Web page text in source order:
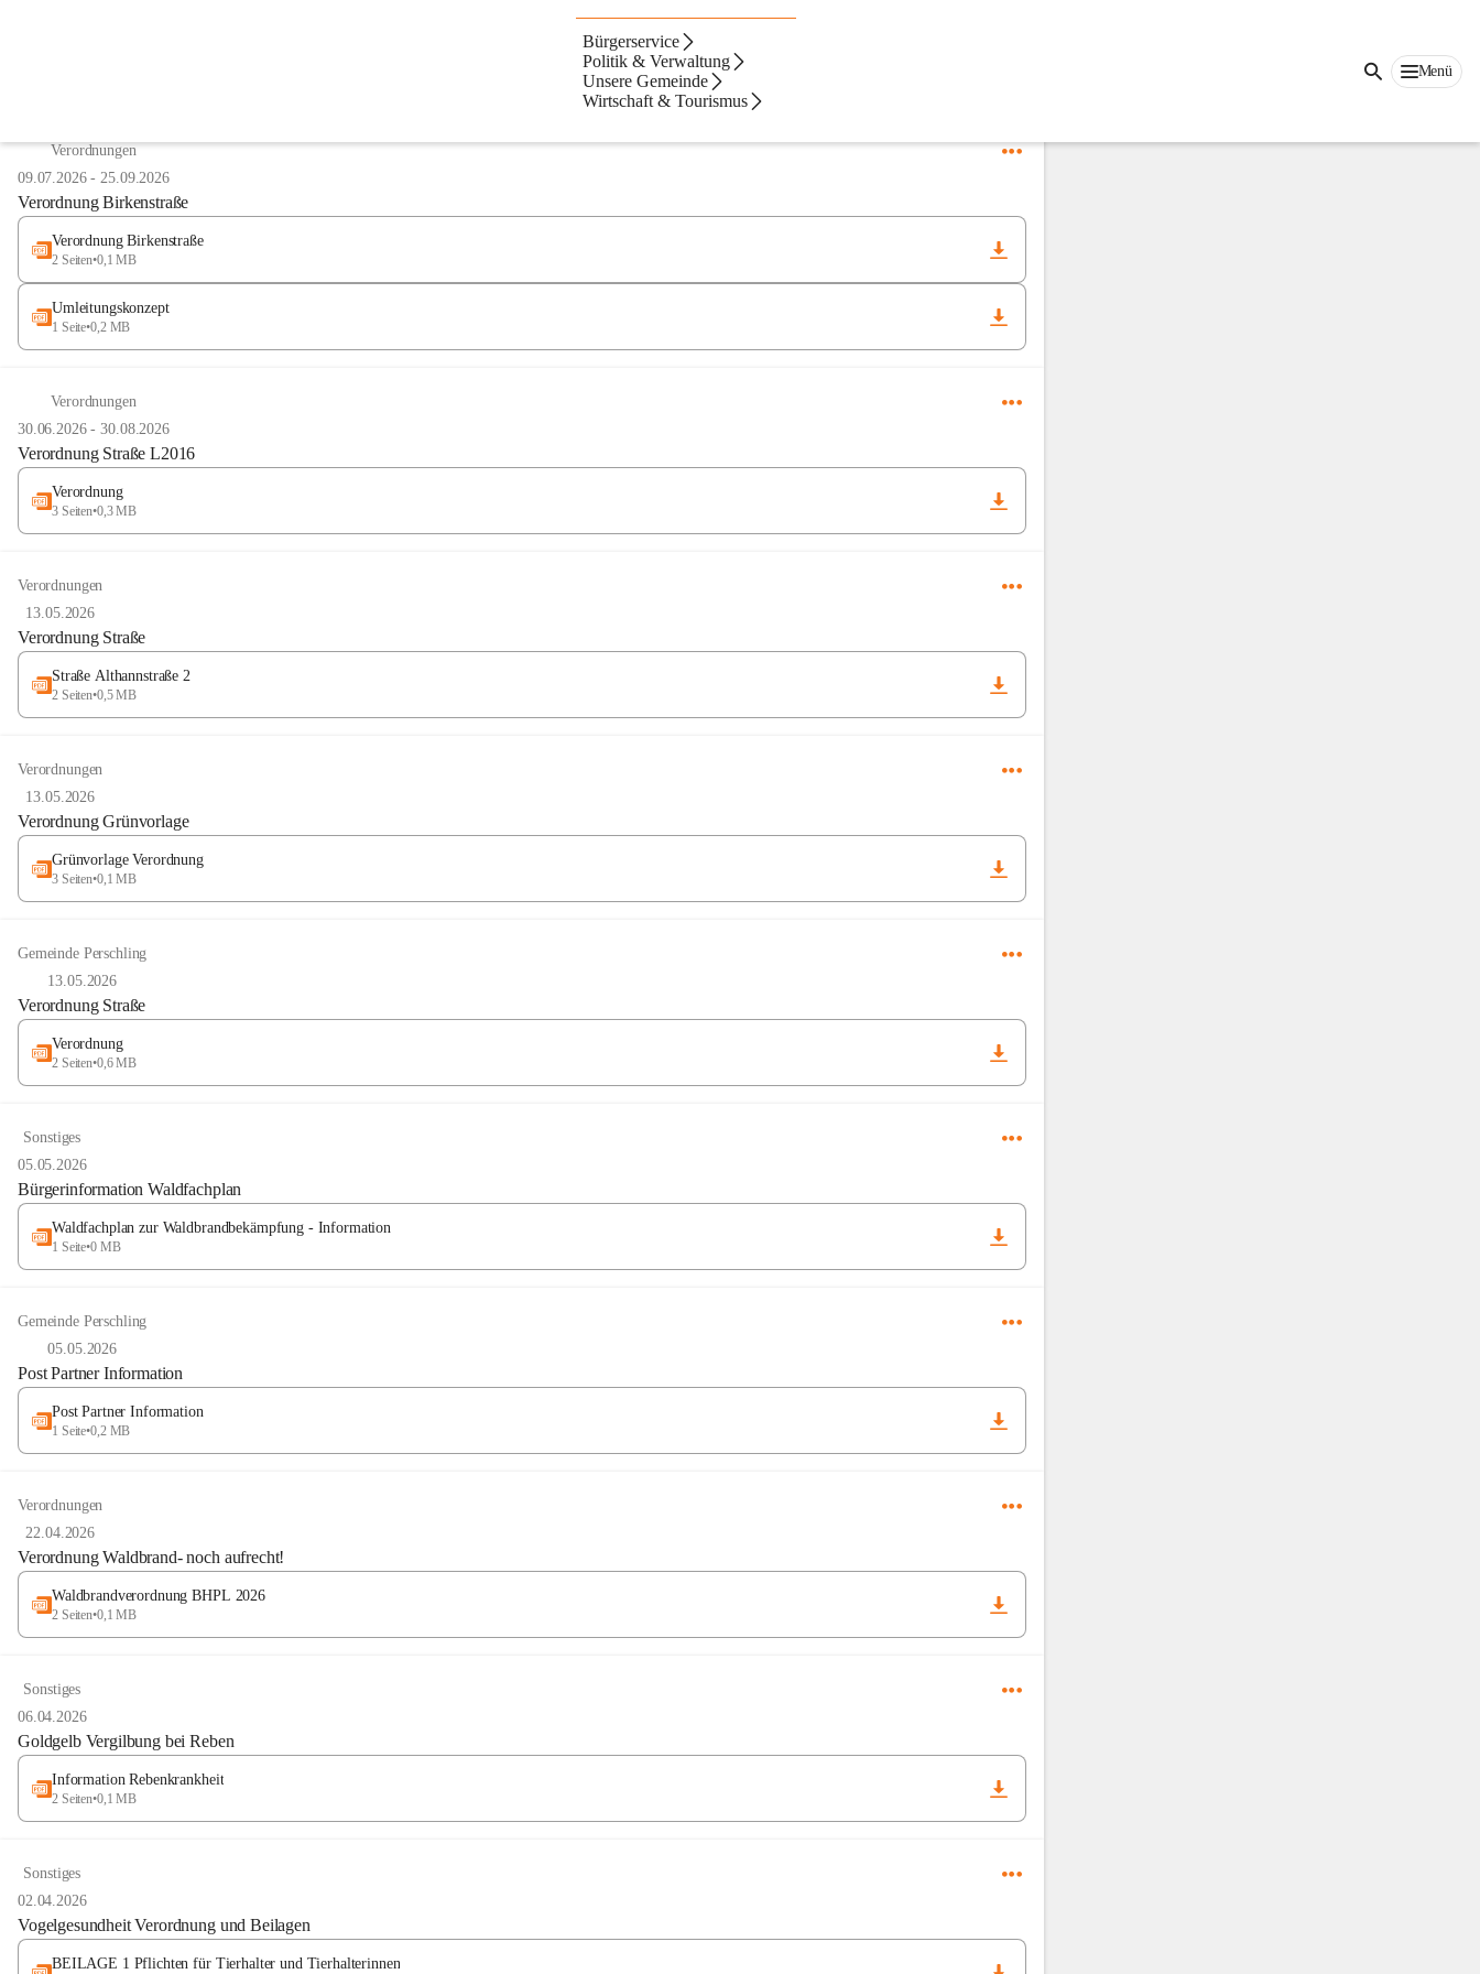
Bürgerservice
Politik & Verwaltung
Unsere Gemeinde
Wirtschaft & Tourismus
Menü
Verordnungen
09.07.2026-25.09.2026
Verordnung Birkenstraße
Verordnung Birkenstraße
2 Seiten•0,1 MB
Umleitungskonzept
1 Seite•0,2 MB
Verordnungen
30.06.2026-30.08.2026
Verordnung Straße L2016
Verordnung
3 Seiten•0,3 MB
Verordnungen
13.05.2026
Verordnung Straße
Straße Althannstraße 2
2 Seiten•0,5 MB
Verordnungen
13.05.2026
Verordnung Grünvorlage
Grünvorlage Verordnung
3 Seiten•0,1 MB
Gemeinde Perschling
13.05.2026
Verordnung Straße
Verordnung
2 Seiten•0,6 MB
Sonstiges
05.05.2026
Bürgerinformation Waldfachplan
Waldfachplan zur Waldbrandbekämpfung - Information
1 Seite•0 MB
Gemeinde Perschling
05.05.2026
Post Partner Information
Post Partner Information
1 Seite•0,2 MB
Verordnungen
22.04.2026
Verordnung Waldbrand- noch aufrecht!
Waldbrandverordnung BHPL 2026
2 Seiten•0,1 MB
Sonstiges
06.04.2026
Goldgelb Vergilbung bei Reben
Information Rebenkrankheit
2 Seiten•0,1 MB
Sonstiges
02.04.2026
Vogelgesundheit Verordnung und Beilagen
BEILAGE 1 Pflichten für Tierhalter und Tierhalterinnen